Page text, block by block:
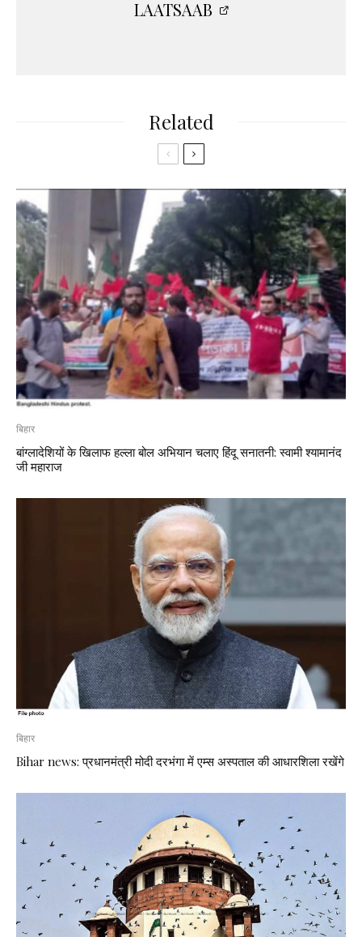
LAATSAAB
Related
बिहार
बांग्लादेशियों के खिलाफ हल्ला बोल अभियान चलाए हिंदू सनातनी: स्वामी श्यामानंद
जी महाराज
बिहार
Bihar news: प्रधानमंत्री मोदी दरभंगा में एम्स अस्पताल की आधारशिला रखेंगे